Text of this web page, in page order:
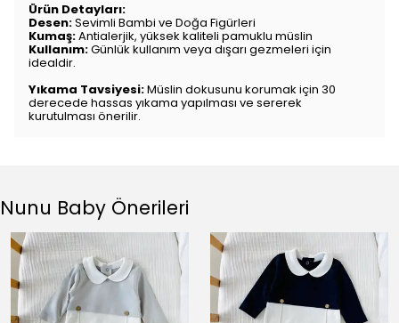
Ürün Detayları:
Desen:Sevimli Bambi ve Doğa Figürleri
Kumaş:Antialerjik, yüksek kaliteli pamuklu müslin
Kullanım:Günlük kullanım veya dışarı gezmeleri için
idealdir.
Yıkama Tavsiyesi:Müslin dokusunu korumak için 30
derecede hassas yıkama yapılması ve sererek
kurutulması önerilir.
Nunu Baby Önerileri